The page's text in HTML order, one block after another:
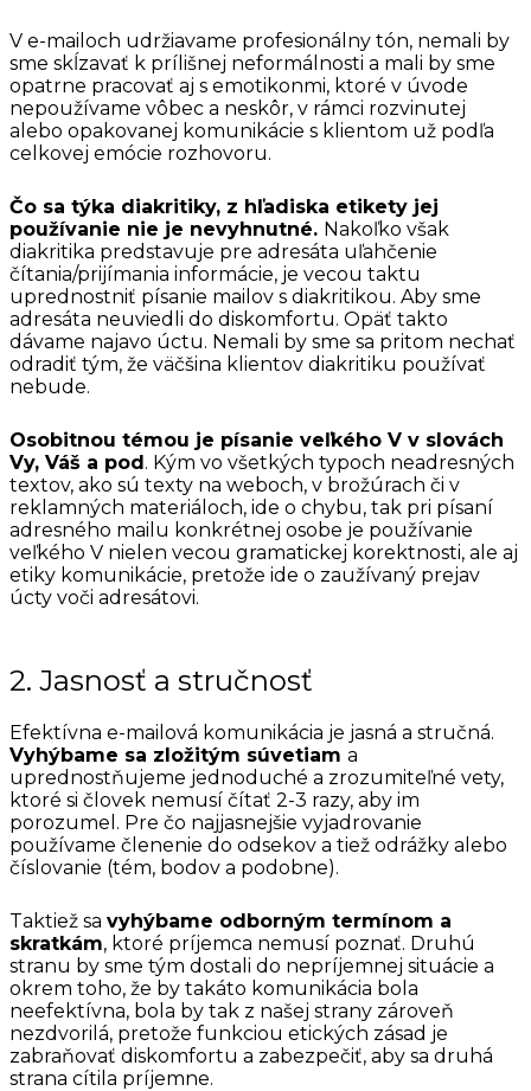
V e-mailoch udržiavame profesionálny tón, nemali by
sme skĺzavať k prílišnej neformálnosti a mali by sme
opatrne pracovať aj s emotikonmi, ktoré v úvode
nepoužívame vôbec a neskôr, v rámci rozvinutej
alebo opakovanej komunikácie s klientom už podľa
celkovej emócie rozhovoru.
Čo sa týka diakritiky, z hľadiska etikety jej
používanie nie je nevyhnutné. Nakoľko však
diakritika predstavuje pre adresáta uľahčenie
čítania/prijímania informácie, je vecou taktu
uprednostniť písanie mailov s diakritikou. Aby sme
adresáta neuviedli do diskomfortu. Opäť takto
dávame najavo úctu. Nemali by sme sa pritom nechať
odradiť tým, že väčšina klientov diakritiku používať
nebude.
Osobitnou témou je písanie veľkého V v slovách
Vy, Váš a pod. Kým vo všetkých typoch neadresných
textov, ako sú texty na weboch, v brožúrach či v
reklamných materiáloch, ide o chybu, tak pri písaní
adresného mailu konkrétnej osobe je používanie
veľkého V nielen vecou gramatickej korektnosti, ale aj
etiky komunikácie, pretože ide o zaužívaný prejav
úcty voči adresátovi.
2. Jasnosť a stručnosť
Efektívna e-mailová komunikácia je jasná a stručná.
Vyhýbame sa zložitým súvetiam a
uprednostňujeme jednoduché a zrozumiteľné vety,
ktoré si človek nemusí čítať 2-3 razy, aby im
porozumel. Pre čo najjasnejšie vyjadrovanie
používame členenie do odsekov a tiež odrážky alebo
číslovanie (tém, bodov a podobne).
Taktiež sa vyhýbame odborným termínom a
skratkám, ktoré príjemca nemusí poznať. Druhú
stranu by sme tým dostali do nepríjemnej situácie a
okrem toho, že by takáto komunikácia bola
neefektívna, bola by tak z našej strany zároveň
nezdvorilá, pretože funkciou etických zásad je
zabraňovať diskomfortu a zabezpečiť, aby sa druhá
strana cítila príjemne.